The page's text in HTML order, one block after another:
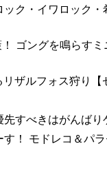
ク・イワロック
ゴングを鳴らす
ザルフォス狩り
すべきはがんば
！ モドレコ＆パ